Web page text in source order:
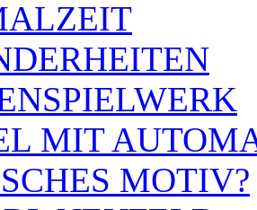
MIT
MOTIV?